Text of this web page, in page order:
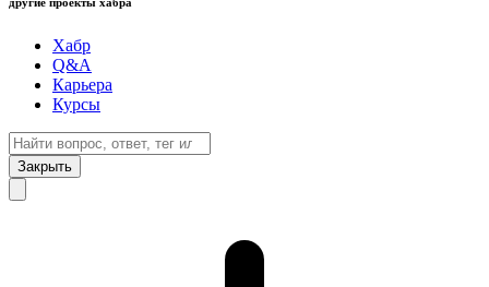
Хабр
Q&A
Карьера
Курсы
Закрыть